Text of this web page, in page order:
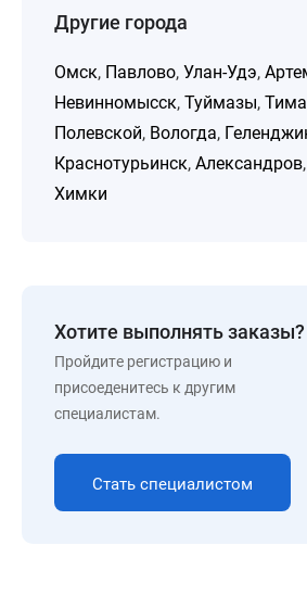
Другие города
Омск, Павлово, Улан-Удэ,
Невинномысск, Туймазы,
Полевской, Вологда,
Краснотурьинск, Александров,
Химки
Хотите выполнять заказы?
Пройдите регистрацию и
присоеденитесь к другим
специалистам.
Стать специалистом